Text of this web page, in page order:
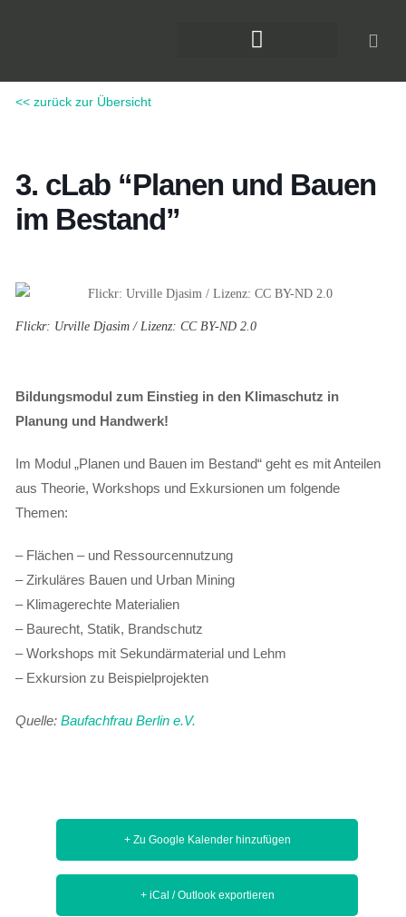
<< zurück zur Übersicht
3. cLab “Planen und Bauen
im Bestand”
Flickr: Urville Djasim / Lizenz: CC BY-ND 2.0
Bildungsmodul zum Einstieg in den Klimaschutz in
Planung und Handwerk!
Im Modul „Planen und Bauen im Bestand“ geht es mit Anteilen
aus Theorie, Workshops und Exkursionen um folgende
Themen:
– Flächen – und Ressourcennutzung
– Zirkuläres Bauen und Urban Mining
– Klimagerechte Materialien
– Baurecht, Statik, Brandschutz
– Workshops mit Sekundärmaterial und Lehm
– Exkursion zu Beispielprojekten
Quelle:Baufachfrau Berlin e.V.
+ Zu Google Kalender hinzufügen
+ iCal / Outlook exportieren